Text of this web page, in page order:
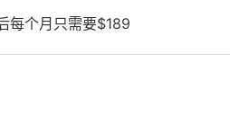
每个月只需要$189